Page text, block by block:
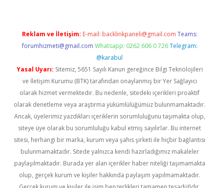
Reklam ve İletişim: E-mail: backlinkpaneli@gmail.com Teams:
forumhizmeti@gmail.com Whatsapp: 0262 606 0 726 Telegram:
@karabul
Yasal Uyarı: Sitemiz, 5651 Sayılı Kanun gereğince Bilgi Teknolojileri
ve İletişim Kurumu (BTK) tarafından onaylanmış bir Yer Sağlayıcı
olarak hizmet vermektedir. Bu nedenle, sitedeki içerikleri proaktif
olarak denetleme veya araştırma yükümlülüğümüz bulunmamaktadır.
Ancak, üyelerimiz yazdıkları içeriklerin sorumluluğunu taşımakta olup,
siteye üye olarak bu sorumluluğu kabul etmiş sayılırlar. Bu internet
sitesi, herhangi bir marka, kurum veya şahıs şirketi ile hiçbir bağlantısı
bulunmamaktadır. Sitede yalnızca kendi hazırladığımız makaleler
paylaşılmaktadır. Burada yer alan içerikler haber niteliği taşımamakta
olup, gerçek kurum ve kişiler hakkında paylaşım yapılmamaktadır.